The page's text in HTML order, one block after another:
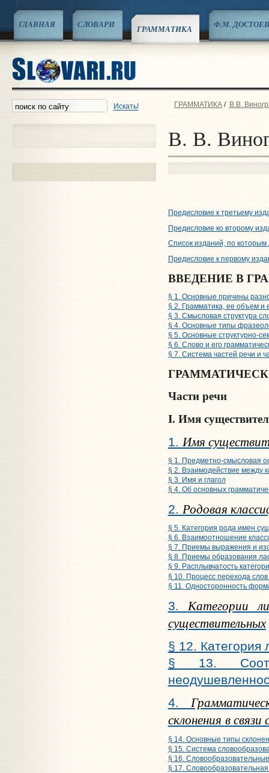
ГЛАВНАЯ СЛОВАРИ ГРАММАТИКА Ф.М.
Искать! ГРАММАТИКА/ В.В.
В. В.
Предисловие к третьему
Предисловие ко второму
Список изданий, по
Предисловие к первому
ВВЕДЕНИЕ В
§ 1. Основные причины
§ 2. Грамматика, ее объем и
§ 3. Смысловая структура
§ 4. Основные типы
§ 5. Основные структурно-
§ 6. Слово и его
§ 7. Система частей речи и
Части речи
I. Имя
1. Имя
§ 1. Предметно-смысловая
§ 2. Взаимодействие между
§ 3. Имя и глагол
§ 4. Об основных
2. Родовая
§ 5. Категория рода имен
§ 6. Взаимоотношение
§ 7. Приемы выражения и
§ 8. Приемы образования
§ 9. Расплывчатость
§ 10. Процесс перехода
§ 11. Односторонность
3. Категории
существительных
§ 12. Категория
§ 13.
4.
склонения в
§ 14. Основные типы
§ 15. Система
§ 16.
§ 17.